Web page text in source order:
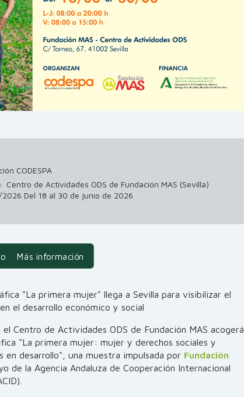
CODESPA
Centro de Actividades ODS de Fundación MAS (Sevilla)
Del 18 al 30 de junio de 2026
Más información
"La primera mujer" llega a Sevilla para visibilizar el
el desarrollo económico y social
Centro de Actividades ODS de Fundación MAS acogerá
"La primera mujer: mujer y derechos sociales y
en desarrollo", una muestra impulsada por Fundación
de la Agencia Andaluza de Cooperación Internacional